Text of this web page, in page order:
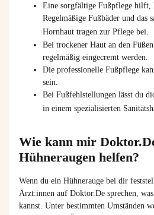
Eine sorgfältige Fußpflege hilft,
Regelmäßige Fußbäder und das
Hornhaut tragen zur Pflege bei.
Bei trockener Haut an den
regelmäßig eingecremt werden.
Die professionelle Fußpflege
sein.
Bei Fußfehlstellungen lässt du
in einem spezialisierten
Wie kann mir
Hühneraugen helfen?
Wenn du ein Hühnerauge bei dir
Ärzt:innen auf Doktor.De sprechen ,
kannst . Unter bestimmten Umständen